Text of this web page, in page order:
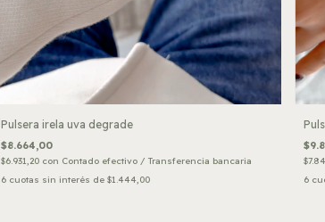
Pulsera irela uva degrade
$8.664,00
$6.931,20 con Contado efectivo / Transferencia bancaria
6 cuotas sin interés de $1.444,00
6